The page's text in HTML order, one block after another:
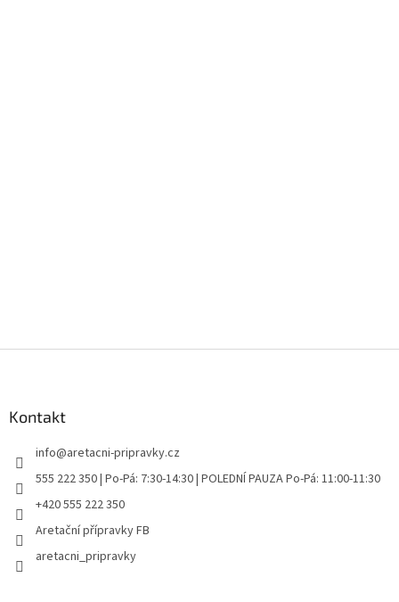
Kontakt
info@aretacni-pripravky.cz
555 222 350 | Po-Pá: 7:30-14:30 | POLEDNÍ PAUZA Po-Pá: 11:00-11:30
+420 555 222 350
Aretační přípravky FB
aretacni_pripravky